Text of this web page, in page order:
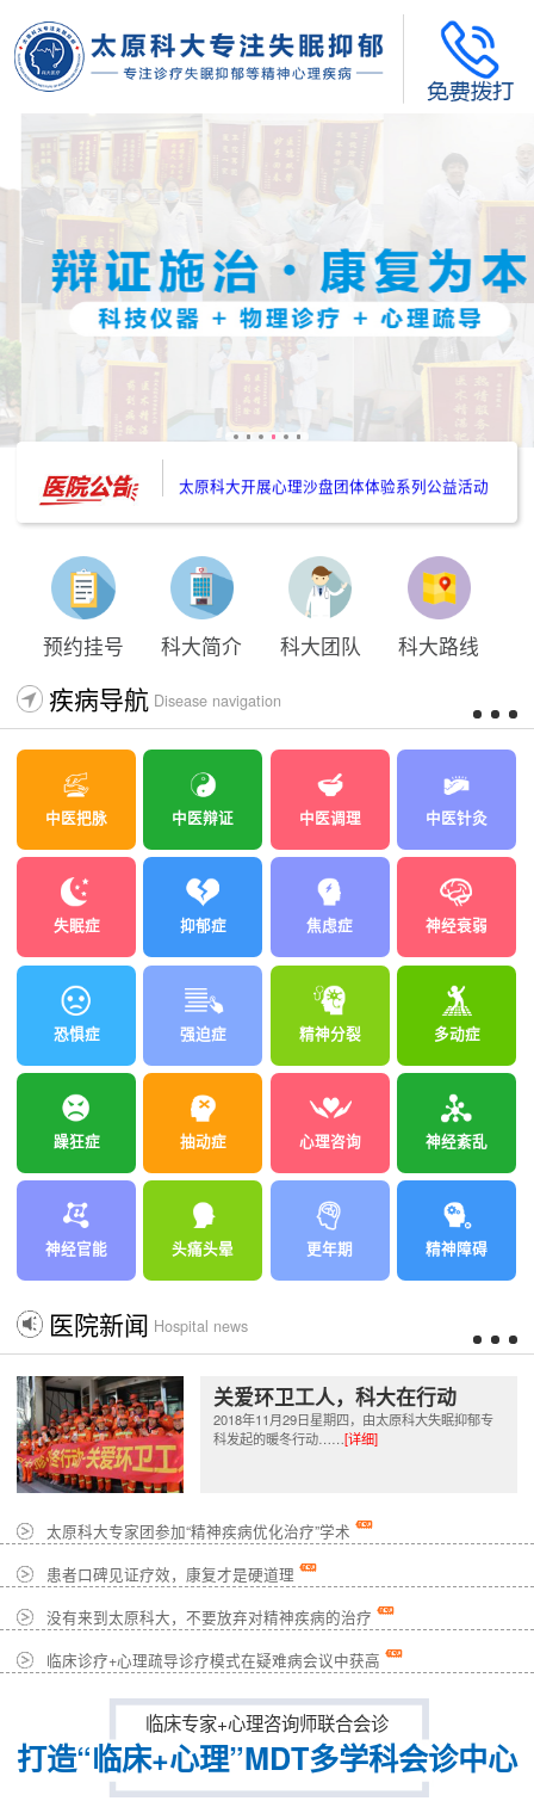
太原科大开展--“心理隐患也是安全隐患”讲座”
太原科大开展心理沙盘团体体验系列公益活动
预约挂号 科大简介 科大团队 科大路线
疾病导航 Disease navigation
中医把脉 中医辩证 中医调理 中医针灸
失眠症 抑郁症 焦虑症 神经衰弱
恐惧症 强迫症 精神分裂 多动症
躁狂症 抽动症 心理咨询 神经紊乱
神经官能 头痛头晕 更年期 精神障碍
医院新闻 Hospital news
关爱环卫工人，科大在行动
2018年11月29日星期四，由太原科大失眠抑郁专
科发起的暖冬行动……[详细]
太原科大专家团参加“精神疾病优化治疗”学术
患者口碑见证疗效，康复才是硬道理
没有来到太原科大，不要放弃对精神疾病的治疗
临床诊疗+心理疏导诊疗模式在疑难病会议中获高
临床专家+心理咨询师联合会诊
打造“临床+心理”MDT多学科会诊中心